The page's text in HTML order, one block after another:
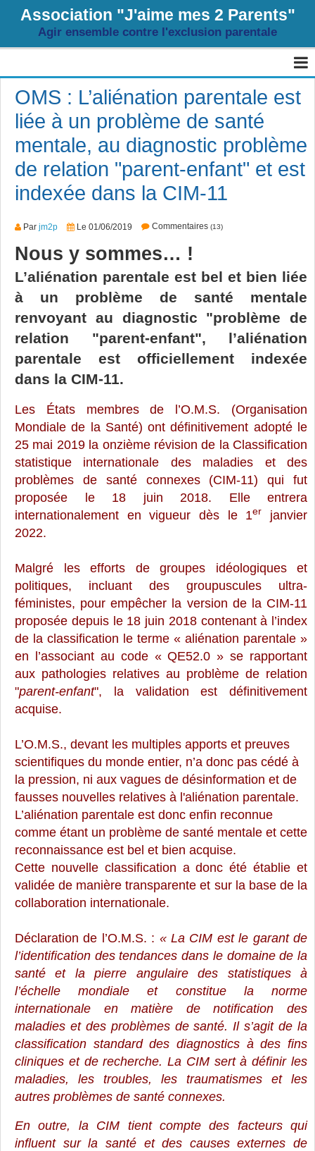
Association "J'aime mes 2 Parents"
Agir ensemble contre l'exclusion parentale
Page d'accueil
Agenda
Livre d'or
Album
Contact
Sondages
Blog
OMS : L’aliénation parentale est
liée à un problème de santé
mentale, au diagnostic problème
de relation "parent-enfant" et est
indexée dans la CIM-11
Par jm2p Le 01/06/2019 Commentaires (13)
Nous y sommes… !
L’aliénation parentale est bel et bien liée
à un problème de santé mentale
renvoyant au diagnostic "problème de
relation "parent-enfant", l’aliénation
parentale est officiellement indexée
dans la CIM-11.
Les États membres de l’O.M.S. (Organisation
Mondiale de la Santé) ont définitivement adopté le
25 mai 2019 la onzième révision de la Classification
statistique internationale des maladies et des
problèmes de santé connexes (CIM-11) qui fut
proposée le 18 juin 2018. Elle entrera
internationalement en vigueur dès le 1er
janvier
2022.
Malgré les efforts de groupes idéologiques et
politiques, incluant des groupuscules ultra-
féministes, pour empêcher la version de la CIM-11
proposée depuis le 18 juin 2018 contenant à l’index
de la classification le terme « aliénation parentale »
en l’associant au code « QE52.0 » se rapportant
aux pathologies relatives au problème de relation
"parent-enfant", la validation est définitivement
acquise.
L’O.M.S., devant les multiples apports et preuves
scientifiques du monde entier, n’a donc pas cédé à
la pression, ni aux vagues de désinformation et de
fausses nouvelles relatives à l'aliénation parentale.
L’aliénation parentale est donc enfin reconnue
comme étant un problème de santé mentale et cette
reconnaissance est bel et bien acquise.
Cette nouvelle classification a donc été établie et
validée de manière transparente et sur la base de la
collaboration internationale.
Déclaration de l’O.M.S. : «La CIM est le garant de
l’identification des tendances dans le domaine de la
santé et la pierre angulaire des statistiques à
l’échelle mondiale et constitue la norme
internationale en matière de notification des
maladies et des problèmes de santé. Il s’agit de la
classification standard des diagnostics à des fins
cliniques et de recherche. La CIM sert à définir les
maladies, les troubles, les traumatismes et les
autres problèmes de santé connexes.
En outre, la CIM tient compte des facteurs qui
influent sur la santé et des causes externes de